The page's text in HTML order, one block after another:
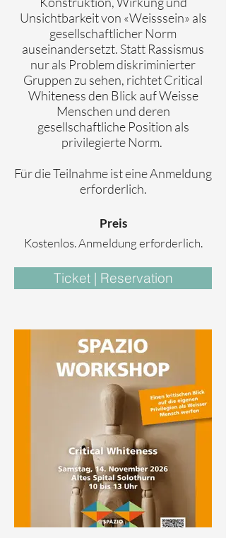
Unsichtbarkeit von «Weisssein» als
gesellschaftlicher Norm
auseinandersetzt. Statt Rassismus
nur als Problem diskriminierter
Gruppen zu sehen, richtet Critical
Whiteness den Blick auf Weisse
Menschen und deren
gesellschaftliche Position als
privilegierte Norm.
Für die Teilnahme ist eine Anmeldung
erforderlich.
Preis
Kostenlos. Anmeldung erforderlich.
Ticket | Reservation